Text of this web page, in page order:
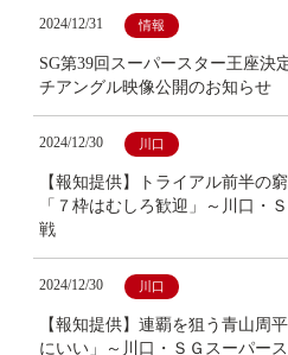
2024/12/31 情報
SG第39回スーパースター王座決
チアングル映像公開のお知らせ
2024/12/30 川口
【報知提供】トライアル前半の
「７枠はむしろ歓迎」～川口・
戦
2024/12/30 川口
【報知提供】連覇を狙う青山周
にいい」～川口・ＳＧスーパー